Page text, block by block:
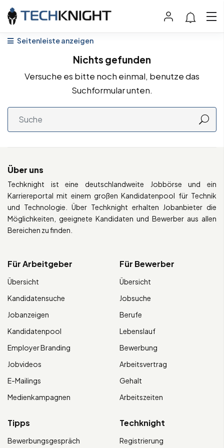
Seitenleiste anzeigen
Nichts gefunden
Versuche es bitte noch einmal, benutze das
Suchformular unten.
Über uns
Techknight ist eine deutschlandweite Jobbörse und ein
Karriereportal mit einem großen Kandidatenpool für Technik
und Technologie. Über Techknight erhalten Jobanbieter die
Möglichkeiten, geeignete Kandidaten und Bewerber aus allen
Bereichen zu finden.
Für Arbeitgeber
Übersicht
Kandidatensuche
Jobanzeigen
Kandidatenpool
Employer Branding
Jobvideos
E-Mailings
Medienkampagnen
Für Bewerber
Übersicht
Jobsuche
Berufe
Lebenslauf
Bewerbung
Arbeitsvertrag
Gehalt
Arbeitszeiten
Tipps
Bewerbungsgespräch
Techknight
Registrierung